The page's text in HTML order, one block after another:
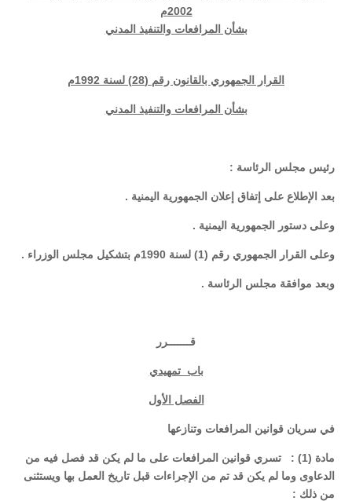
2002م
بشأن المرافعات والتنفيذ المدني
القرار الجمهوري بالقانون رقم (28) لسنة 1992م
بشأن المرافعات والتنفيذ المدني
رئيس مجلس الرئاسة :
بعد الإطلاع على إتفاق إعلان الجمهورية اليمنية .
وعلى دستور الجمهورية اليمنية .
وعلى القرار الجمهوري رقم (1) لسنة 1990م بتشكيل مجلس الوزراء .
وبعد موافقة مجلس الرئاسة .
قـــــــرر
باب تمهيدي
الفصل الأول
في سريان قوانين المرافعات وتنازعها
مادة (1) : تسري قوانين المرافعات على ما لم يكن قد فصل فيه من
الدعاوى وما لم يكن قد تم من الإجراءات قبل تاريخ العمل بها ويستثنى
من ذلك :